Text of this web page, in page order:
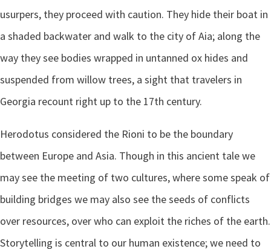
usurpers, they proceed with caution. They hide their boat in
a shaded backwater and walk to the city of Aia; along the
way they see bodies wrapped in untanned ox hides and
suspended from willow trees, a sight that travelers in
Georgia recount right up to the 17th century.
Herodotus considered the Rioni to be the boundary
between Europe and Asia. Though in this ancient tale we
may see the meeting of two cultures, where some speak of
building bridges we may also see the seeds of conflicts
over resources, over who can exploit the riches of the earth.
Storytelling is central to our human existence; we need to